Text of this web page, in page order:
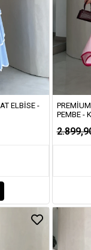
ELBISE -
PEMBE -